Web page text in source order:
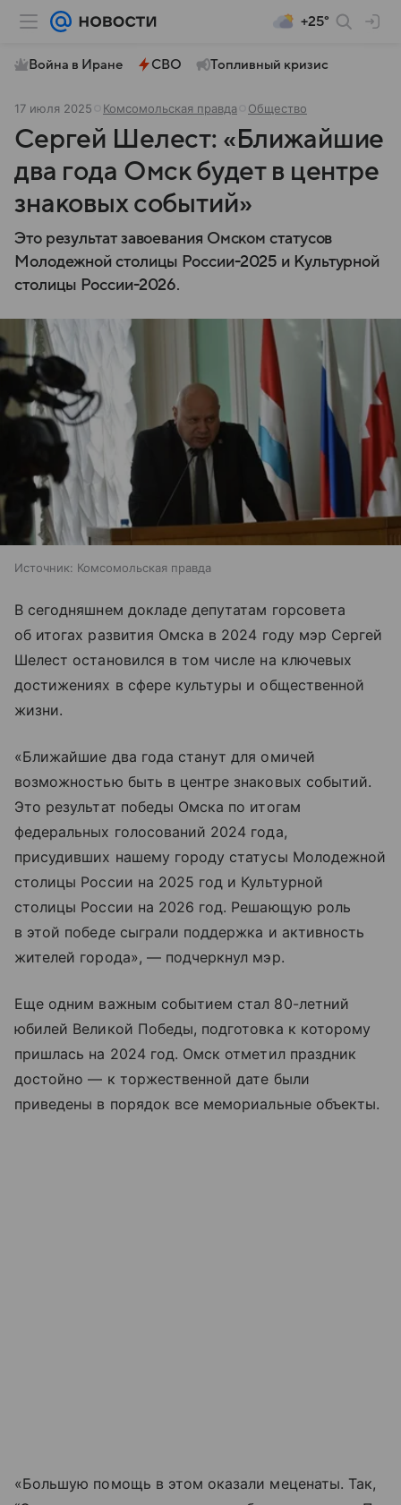
+25°
Война в Иране СВО Топливный кризис
17 июля 2025 Комсомольская правда Общество
Сергей Шелест: «Ближайшие
два года Омск будет в центре
знаковых событий»
Это результат завоевания Омском статусов
Молодежной столицы России-2025 и Культурной
столицы России-2026.
Источник: Комсомольская правда
В сегодняшнем докладе депутатам горсовета
об итогах развития Омска в 2024 году мэр Сергей
Шелест остановился в том числе на ключевых
достижениях в сфере культуры и общественной
жизни.
«Ближайшие два года станут для омичей
возможностью быть в центре знаковых событий.
Это результат победы Омска по итогам
федеральных голосований 2024 года,
присудивших нашему городу статусы Молодежной
столицы России на 2025 год и Культурной
столицы России на 2026 год. Решающую роль
в этой победе сыграли поддержка и активность
жителей города», — подчеркнул мэр.
Еще одним важным событием стал 80-летний
юбилей Великой Победы, подготовка к которому
пришлась на 2024 год. Омск отметил праздник
достойно — к торжественной дате были
приведены в порядок все мемориальные объекты.
«Большую помощь в этом оказали меценаты. Так,